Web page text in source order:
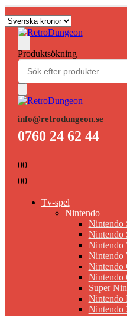
Produktsökning
info@retrodungeon.se
0760 24 62 44
00
00
Tv-spel
Nintendo
Nintendo
Nintendo
Nintendo
Nintendo
Nintendo
Nintendo
Super
Nintendo
Nintendo